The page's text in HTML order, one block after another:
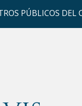
PÚBLICOS DEL